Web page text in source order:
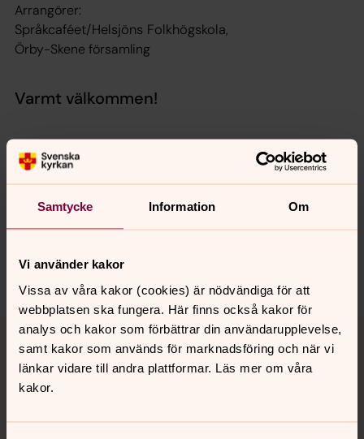
Samtycke Information Om
Vi använder kakor
Vissa av våra kakor (cookies) är nödvändiga för att
webbplatsen ska fungera. Här finns också kakor för
analys och kakor som förbättrar din användarupplevelse,
samt kakor som används för marknadsföring och när vi
länkar vidare till andra plattformar. Läs mer om våra
kakor.
Arrangörer:
Språkcaféet/Helsjöns Folkhögskola,
Örby-Skene församling
Varmt välkommen!
Senast ändrad 23 mars 2026
Synpunkter eller frågor på sidans
innehåll?
Dela
Tillbaka till toppen
Tillbaka till innehållet